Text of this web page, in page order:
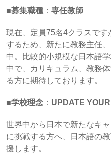
■募集職種 ：専任教師
現在、定員75名4クラスで
するため、新たに教務主任
中。比較的小規模な日本語
中で、カリキュラム、教務
る方に期待しております。
■学校理念 ： UPDATE
世界中から日本で新たなキ
に挑戦する方へ、日本語の
援します。